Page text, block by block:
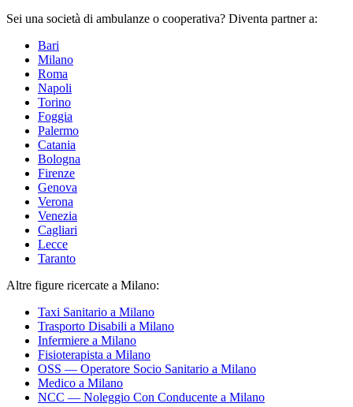
Sei una società di ambulanze o cooperativa? Diventa partner a:
Bari
Milano
Roma
Napoli
Torino
Foggia
Palermo
Catania
Bologna
Firenze
Genova
Verona
Venezia
Cagliari
Lecce
Taranto
Altre figure ricercate a Milano:
Taxi Sanitario a Milano
Trasporto Disabili a Milano
Infermiere a Milano
Fisioterapista a Milano
OSS — Operatore Socio Sanitario a Milano
Medico a Milano
NCC — Noleggio Con Conducente a Milano